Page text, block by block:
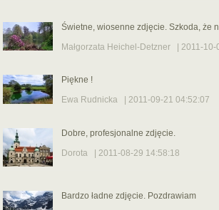
Świetne, wiosenne zdjęcie. Szkoda, że
Małgorzata Heichel-Detzner | 2011-10-
Piękne !
Ewa Rudnicka | 2011-09-21 04:52:07
Dobre, profesjonalne zdjęcie.
Dorota | 2011-08-29 14:58:18
Bardzo ładne zdjęcie. Pozdrawiam